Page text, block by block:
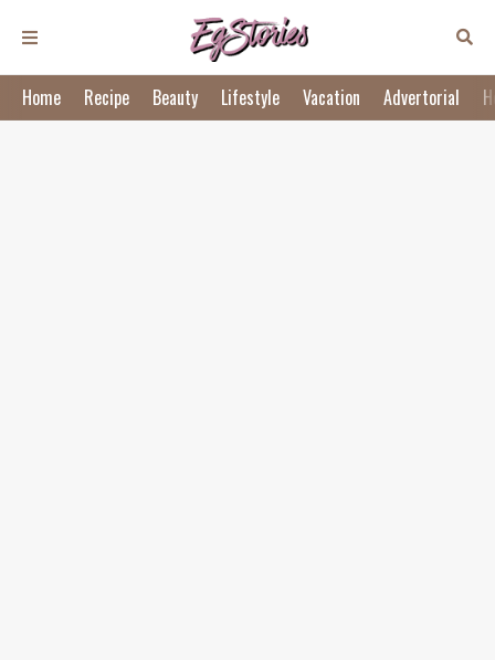
Home Recipe Beauty Lifestyle Vacation Advertorial